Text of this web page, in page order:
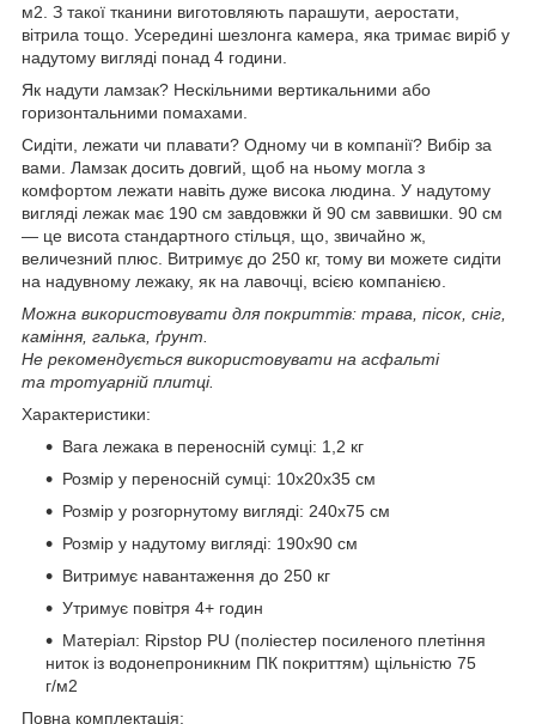
м2. З такої тканини виготовляють парашути, аеростати,
вітрила тощо. Усередині шезлонга камера, яка тримає виріб у
надутому вигляді понад 4 години.
Як надути ламзак? Нескільними вертикальними або
горизонтальними помахами.
Сидіти, лежати чи плавати? Одному чи в компанії? Вибір за
вами. Ламзак досить довгий, щоб на ньому могла з
комфортом лежати навіть дуже висока людина. У надутому
вигляді лежак має 190 см завдовжки й 90 см заввишки. 90 см
— це висота стандартного стільця, що, звичайно ж,
величезний плюс. Витримує до 250 кг, тому ви можете сидіти
на надувному лежаку, як на лавочці, всією компанією.
Можна використовувати для покриттів: трава, пісок, сніг,
каміння, галька, ґрунт.
Не рекомендується використовувати на асфальті
та тротуарній плитці.
Характеристики:
Вага лежака в переносній сумці: 1,2 кг
Розмір у переносній сумці: 10х20х35 см
Розмір у розгорнутому вигляді: 240х75 см
Розмір у надутому вигляді: 190х90 см
Витримує навантаження до 250 кг
Утримує повітря 4+ годин
Матеріал: Ripstop PU (поліестер посиленого плетіння
ниток із водонепроникним ПК покриттям) щільністю 75
г/м2
Повна комплектація: